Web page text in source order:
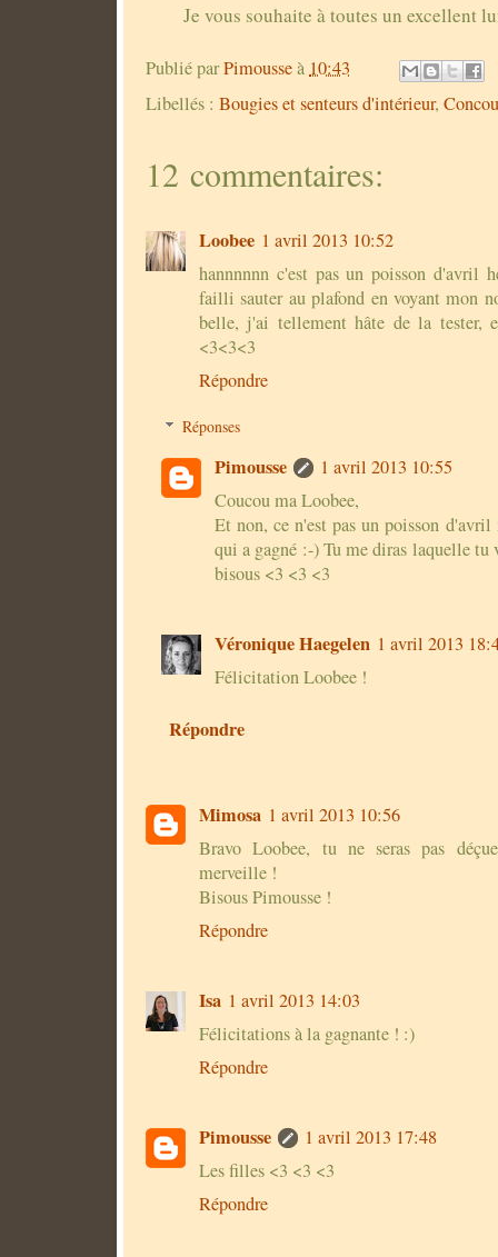
Je vous souhaite à toutes un excellent
Publié parPimousseà 10:43
Libellés : Bougies et senteurs d'intérieur,
12 commentaires:
Loobee 1 avril 2013 10:52
hannnnnn c'est pas un poisson d'avril
failli sauter au plafond en voyant
belle, j'ai tellement hâte de la tester,
<3<3<3
Répondre
Réponses
Pimousse
1 avril 2013 10:55
Coucou ma Loobee,
Et non, ce n'est pas un poisson
qui a gagné :-) Tu me diras laquelle tu
bisous <3 <3 <3
Véronique Haegelen 1 avril 2013
Félicitation Loobee !
Répondre
Mimosa 1 avril 2013 10:56
Bravo Loobee, tu ne seras pas
merveille !
Bisous Pimousse !
Répondre
Isa 1 avril 2013 14:03
Félicitations à la gagnante ! :)
Répondre
Pimousse
1 avril 2013 17:48
Les filles <3 <3 <3
Répondre